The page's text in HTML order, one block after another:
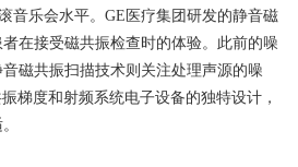
音乐会水平。GE医疗集团研发的静音磁
在接受磁共振检查时的体验。此前的噪
磁共振扫描技术则关注处理声源的噪
梯度和射频系统电子设备的独特设计，